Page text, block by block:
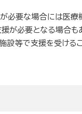
必要な場合には医
が必要となる場合も
設等で支援を受ける